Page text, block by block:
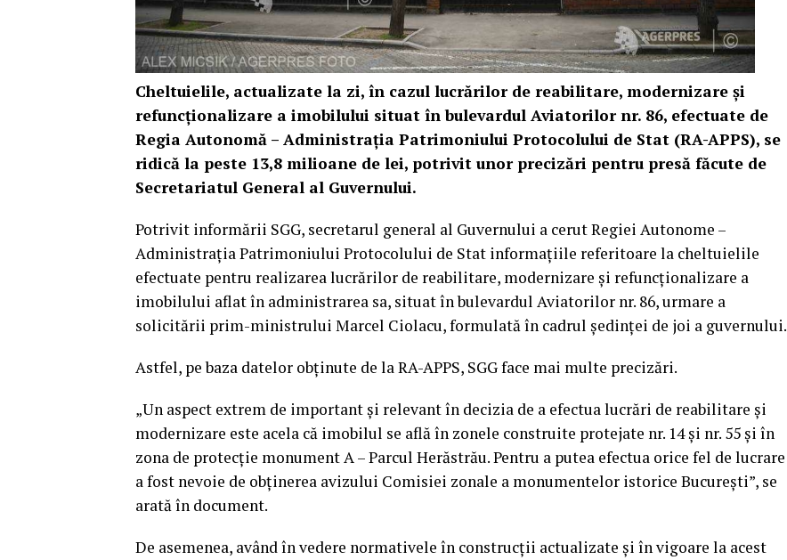
Cheltuielile, actualizate la zi, în cazul lucrărilor de reabilitare, modernizare şi
refuncţionalizare a imobilului situat în bulevardul Aviatorilor nr. 86, efectuate de
Regia Autonomă – Administraţia Patrimoniului Protocolului de Stat (RA-APPS), se
ridică la peste 13,8 milioane de lei, potrivit unor precizări pentru presă făcute de
Secretariatul General al Guvernului.
Potrivit informării SGG, secretarul general al Guvernului a cerut Regiei Autonome –
Administraţia Patrimoniului Protocolului de Stat informaţiile referitoare la cheltuielile
efectuate pentru realizarea lucrărilor de reabilitare, modernizare şi refuncţionalizare a
imobilului aflat în administrarea sa, situat în bulevardul Aviatorilor nr. 86, urmare a
solicitării prim-ministrului Marcel Ciolacu, formulată în cadrul şedinţei de joi a guvernului.
Astfel, pe baza datelor obţinute de la RA-APPS, SGG face mai multe precizări.
„Un aspect extrem de important şi relevant în decizia de a efectua lucrări de reabilitare şi
modernizare este acela că imobilul se află în zonele construite protejate nr. 14 şi nr. 55 şi în
zona de protecţie monument A – Parcul Herăstrău. Pentru a putea efectua orice fel de lucrare
a fost nevoie de obţinerea avizului Comisiei zonale a monumentelor istorice Bucureşti”, se
arată în document.
De asemenea, având în vedere normativele în construcţii actualizate şi în vigoare la acest